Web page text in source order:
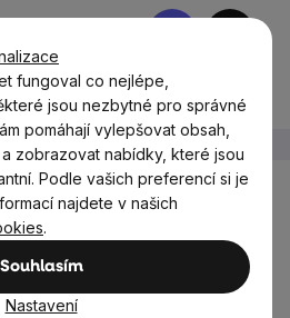
fungoval co nejlépe,
jsou nezbytné pro správné
pomáhají vylepšovat obsah,
zobrazovat nabídky, které jsou
Podle vašich preferencí si je
najdete v našich
.
Souhlasím
Nastavení
Nákupní
90 žvýkacích kapslí
kapslí